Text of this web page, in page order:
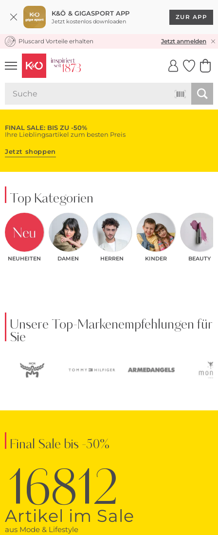
K&Ö & GIGASPORT APP
Jetzt kostenlos downloaden
ZUR APP
KOSTENLOSER VERSAND* & RÜCKVERSAND
Pluscard Vorteile erhalten Jetzt anmelden
UNSERE APP
CLICK &
FINAL SALE: BIS ZU -50%
Ihre Lieblingsartikel zum besten Preis
Jetzt shoppen
Top Kategorien
NEUHEITEN DAMEN HERREN KINDER BEAUTY
Unsere Top-Markenempfehlungen für
Sie
Final Sale bis -50%
16812
Artikel im Sale
aus Mode & Lifestyle